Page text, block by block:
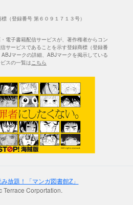
電子書籍配信サービスが、著作権者からコン
サービスであることを示す登録商標（登録番
マークの詳細、ABJマークを掲示している
スの一覧はこちら
放題！「マンガ図書館Z」
Terrace Corportation.